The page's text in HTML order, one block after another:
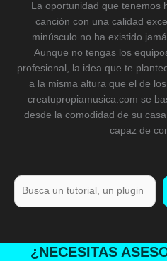
La oportunidad que tenemos
canción con una calidad
minúsculo no ha existido
Aunque no tengas los
profesional, la idea que te
a la misma altura que el de
creatupropiamusica.com se
desde la comodidad de su
capaz de
¿NECESITAS